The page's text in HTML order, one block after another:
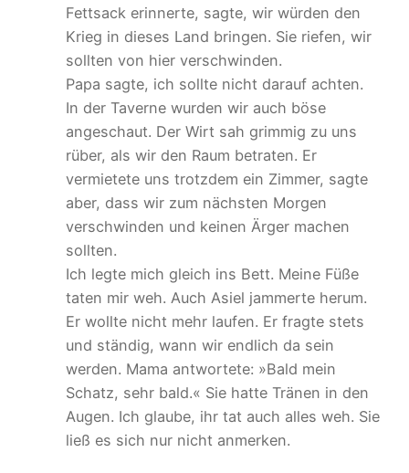
Fettsack erinnerte, sagte, wir würden den
Krieg in dieses Land bringen. Sie riefen, wir
sollten von hier verschwinden.
Papa sagte, ich sollte nicht darauf achten.
In der Taverne wurden wir auch böse
angeschaut. Der Wirt sah grimmig zu uns
rüber, als wir den Raum betraten. Er
vermietete uns trotzdem ein Zimmer, sagte
aber, dass wir zum nächsten Morgen
verschwinden und keinen Ärger machen
sollten.
Ich legte mich gleich ins Bett. Meine Füße
taten mir weh. Auch Asiel jammerte herum.
Er wollte nicht mehr laufen. Er fragte stets
und ständig, wann wir endlich da sein
werden. Mama antwortete: »Bald mein
Schatz, sehr bald.« Sie hatte Tränen in den
Augen. Ich glaube, ihr tat auch alles weh. Sie
ließ es sich nur nicht anmerken.